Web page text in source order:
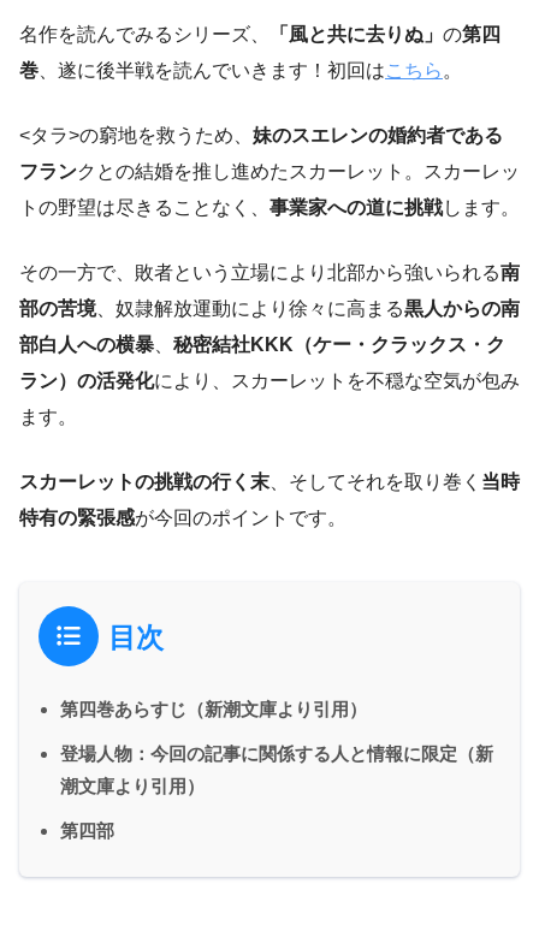
名作を読んでみるシリーズ、 「風と共に去りぬ」 の第四
巻 、遂に後半戦を読んでいきます！初回はこちら 。
<タラ>の窮地を救うため、 妹のスエレンの婚約者である
フランクとの結婚を推し進めたスカーレット。スカーレッ
トの野望は尽きることなく、 事業家への道に挑戦します。
その一方で、敗者という立場により北部から強いられる南
部の苦境、奴隷解放運動により徐々に高まる黒人からの南
部白人への横暴
秘密結社KKK（ケー・クラックス・ク
ラン）の活発化により、スカーレットを不穏な空気が包み
ます。
スカーレットの挑戦の行く末 、そしてそれを取り巻く 当時
特有の緊張感が今回のポイントです。
目次
第四巻あらすじ（新潮文庫より引用）
登場人物：今回の記事に関係する人と情報に限定（新
潮文庫より引用）
第四部